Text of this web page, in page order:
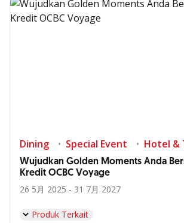
Dining Special Event Hotel &
Wujudkan Golden Moments Anda
Kredit OCBC Voyage
26 5月 2025 - 31 7月 2027
Produk Terkait